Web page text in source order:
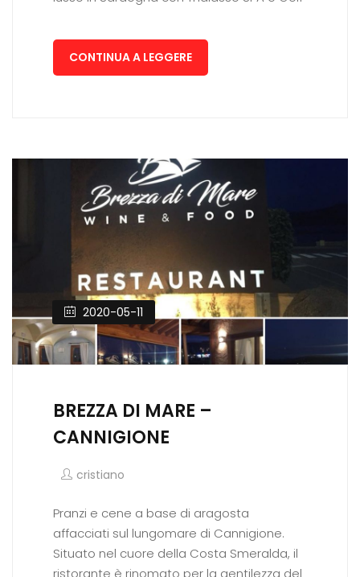
CONTINUA A LEGGERE
2020-05-11
BREZZA DI MARE –
CANNIGIONE
cristiano
Pranzi e cene a base di aragosta
affacciati sul lungomare di Cannigione.
Situato nel cuore della Costa Smeralda, il
ristorante è rinomato per la gentilezza del